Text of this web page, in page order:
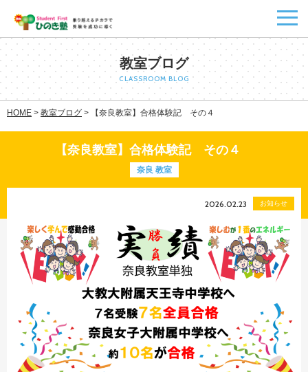
教室ブログ
CLASSROOM BLOG
HOME > 教室ブログ > 【奈良教室】合格体験記 その４
【奈良教室】合格体験記 その４
奈良 教室
2026.02.23 お知らせ